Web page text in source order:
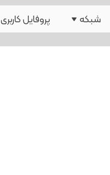
شبکه پروفایل کاربری